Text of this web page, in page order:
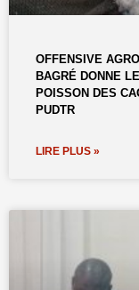
OFFENSIVE
BAGRÉ DONNE
POISSON DES
PUDTR
LIRE PLUS »